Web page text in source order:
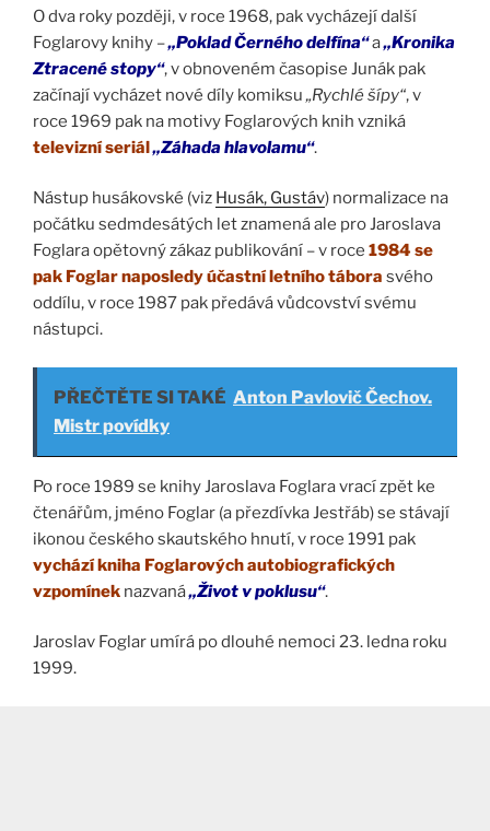
O dva roky později, v roce 1968, pak vycházejí další
Foglarovy knihy –„Poklad Černého delfína“a„Kronika
Ztracené stopy“, v obnoveném časopise Junák pak
začínají vycházet nové díly komiksu„Rychlé šípy“, v
roce 1969 pak na motivy Foglarových knih vzniká
televizní seriál„Záhada hlavolamu“.
Nástup husákovské (viz Husák, Gustáv) normalizace na
počátku sedmdesátých let znamená ale pro Jaroslava
Foglara opětovný zákaz publikování – v roce 1984 se
pak Foglar naposledy účastní letního tábora svého
oddílu, v roce 1987 pak předává vůdcovství svému
nástupci.
PŘEČTĚTE SI TAKÉ Anton Pavlovič Čechov.
Mistr povídky
Po roce 1989 se knihy Jaroslava Foglara vrací zpět ke
čtenářům, jméno Foglar (a přezdívka Jestřáb) se stávají
ikonou českého skautského hnutí, v roce 1991 pak
vychází kniha Foglarových autobiografických
vzpomínek nazvaná„Život v poklusu“.
Jaroslav Foglar umírá po dlouhé nemoci 23. ledna roku
1999.